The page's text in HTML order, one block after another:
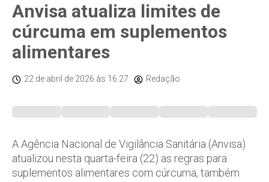
Anvisa atualiza limites de
cúrcuma em suplementos
alimentares
22 de abril de 2026 às 16:27 Redação
A Agência Nacional de Vigilância Sanitária (Anvisa)
atualizou nesta quarta-feira (22) as regras para
suplementos alimentares com cúrcuma, também